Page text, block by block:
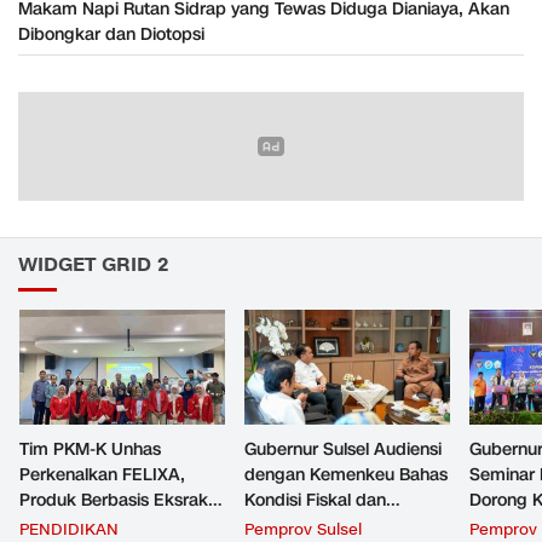
Makam Napi Rutan Sidrap yang Tewas Diduga Dianiaya, Akan
Dibongkar dan Diotopsi
WIDGET GRID 2
Tim PKM-K Unhas
Perkenalkan FELIXA,
Produk Berbasis Eksrak
Buah Pare untuk
PENDIDIKAN
Gubernur Sulsel Audiensi
dengan Kemenkeu Bahas
Kondisi Fiskal dan
Transfer Keuangan
Pemprov Sulsel
Seminar
Dorong
Beri
Pemprov